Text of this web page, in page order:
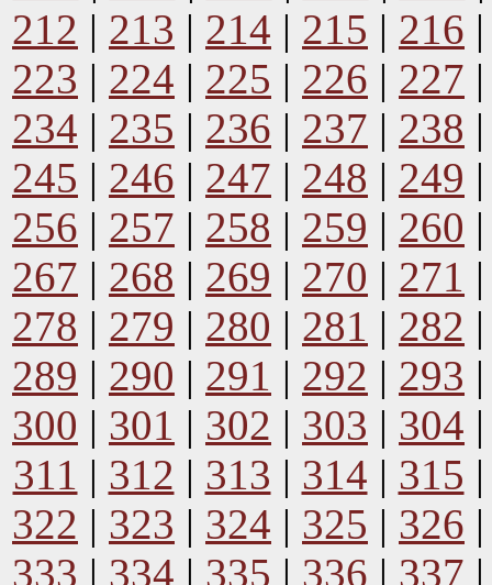
212 | 213 | 214 | 215 | 216
223 | 224 | 225 | 226 | 227
234 | 235 | 236 | 237 | 238
245 | 246 | 247 | 248 | 249
256 | 257 | 258 | 259 | 260
267 | 268 | 269 | 270 | 271
278 | 279 | 280 | 281 | 282
289 | 290 | 291 | 292 | 293
300 | 301 | 302 | 303 | 304
311 | 312 | 313 | 314 | 315
322 | 323 | 324 | 325 | 326
333 | 334 | 335 | 336 | 337